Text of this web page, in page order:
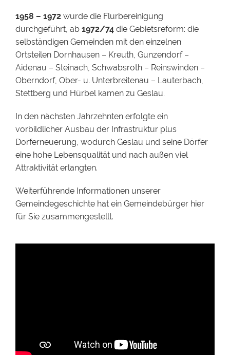
1958 – 1972 wurde die Flurbereinigung
durchgeführt, ab 1972/74 die Gebietsreform: die
selbständigen Gemeinden mit den einzelnen
Ortsteilen Dornhausen – Kreuth, Gunzendorf –
Aidenau – Steinach, Schwabsroth – Reinswinden –
Oberndorf, Ober- u. Unterbreitenau – Lauterbach,
Stettberg und Hürbel kamen zu Geslau.
In den nächsten Jahrzehnten erfolgte ein
vorbildlicher Ausbau der Infrastruktur plus
Dorferneuerung, wodurch Geslau und seine Dörfer
eine hohe Lebensqualität und nach außen viel
Attraktivität erlangten.
Weiterführende Informationen unserer
Gemeindegeschichte hat ein Gemeindebürger hier
für Sie zusammengestellt.